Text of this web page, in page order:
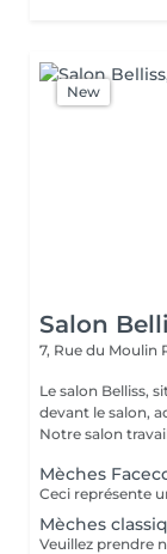
New
Salon
7, Rue du Moulin
Le salon Belliss,
devant le salon,
Notre salon
Mèches
Mèches